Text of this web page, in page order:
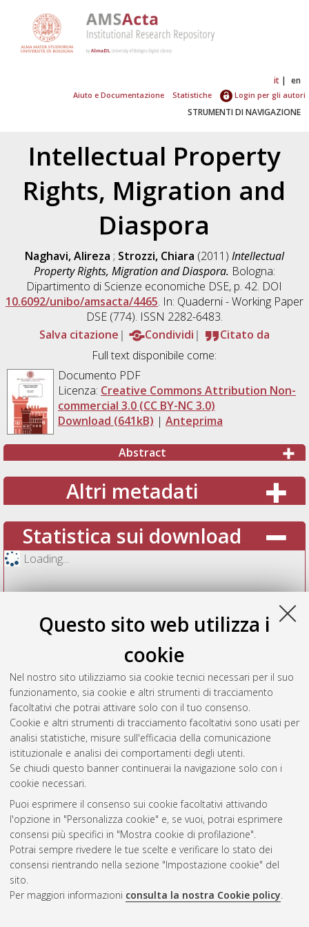
Questo sito web utilizza i
cookie
Nel nostro sito utilizziamo sia cookie tecnici necessari per il suo
funzionamento, sia cookie e altri strumenti di tracciamento
facoltativi che potrai attivare solo con il tuo consenso.
Cookie e altri strumenti di tracciamento facoltativi sono usati per
analisi statistiche, misure sull'efficacia della comunicazione
istituzionale e analisi dei comportamenti degli utenti.
Se chiudi questo banner continuerai la navigazione solo con i
cookie necessari.
Puoi esprimere il consenso sui cookie facoltativi attivando
l'opzione in "Personalizza cookie" e, se vuoi, potrai esprimere
consensi più specifici in "Mostra cookie di profilazione".
Potrai sempre rivedere le tue scelte e verificare lo stato dei
consensi rientrando nella sezione "Impostazione cookie" del
sito.
Per maggiori informazioni consulta la nostra Cookie policy.
it en
Aiuto e Documentazione Statistiche Login per gli autori
STRUMENTI DI NAVIGAZIONE
Intellectual Property
Rights, Migration and
Diaspora
Naghavi, Alireza ; Strozzi, Chiara (2011) Intellectual
Property Rights, Migration and Diaspora. Bologna:
Dipartimento di Scienze economiche DSE, p. 42. DOI
10.6092/unibo/amsacta/4465. In: Quaderni - Working Paper
DSE (774). ISSN 2282-6483.
Salva citazione
Condividi
Citato da
Full text disponibile come:
Documento PDF
Licenza: Creative Commons Attribution Non-
commercial 3.0 (CC BY-NC 3.0)
Download (641kB) | Anteprima
Abstract
Altri metadati
Statistica sui download
Loading...
Vedi altre statistiche
Gestione del documento:
Atom
Rss
AMS Acta
ISSN: 2038-7954
re3data.org -
doi.org/10.17616/R3P19R
Servizio implementato e
Impostazioni Cookie